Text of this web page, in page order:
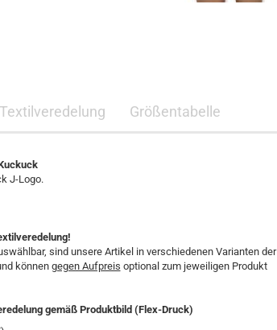
Textilveredelung Größentabelle
J-Logo.
sind unsere Artikel in verschiedenen Varianten der
können gegen Aufpreis optional zum jeweiligen Produkt
gemäß Produktbild (Flex-Druck)